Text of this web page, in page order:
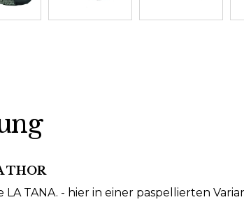
THOR
LA TANA. - hier in einer paspellierten